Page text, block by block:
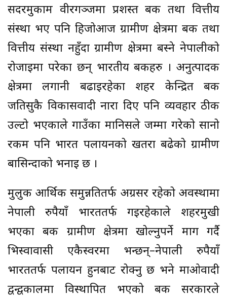
सदरमुकाम वीरगञ्जमा प्रशस्त बैंक तथा वित्तीय
संस्था भए पनि हिजोआज ग्रामीण क्षेत्रमा बैंक तथा
वित्तीय संस्था नहुँदा ग्रामीण क्षेत्रमा बस्ने नेपालीको
रोजाइमा परेका छन् भारतीय बैंकहरु । अनुत्पादक
क्षेत्रमा लगानी बढाइरहेका शहर केन्द्रित बैंक
जतिसुकै विकासवादी नारा दिए पनि व्यवहार ठीक
उल्टो भएकाले गाउँका मानिसले जम्मा गरेको सानो
रकम पनि भारत पलायनको खतरा बढेको ग्रामीण
बासिन्दाको भनाइ छ ।
मुलुक आर्थिक समुन्नतितर्फ अग्रसर रहेको अवस्थामा
नेपाली रुपैयाँ भारततर्फ गइरहेकाले शहरमुखी
भएका बैंक ग्रामीण क्षेत्रमा खोल्नुपर्ने माग गर्दै
भिस्वावासी एकैस्वरमा भन्छन्–नेपाली रुपैयाँ
भारततर्फ पलायन हुनबाट रोक्नु छ भने माओवादी
द्वन्द्वकालमा विस्थापित भएको बैंक सरकारले